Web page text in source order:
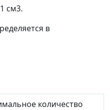
см3.
в
количество